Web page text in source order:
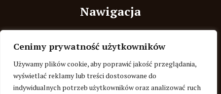
Cenimy prywatność użytkowników
Używamy plików cookie, aby poprawić jakość przeglądania,
wyświetlać reklamy lub treści dostosowane do
indywidualnych potrzeb użytkowników oraz analizować ruch
Nawigacja
Strona Główna
O autorce
Recenzje
Blog